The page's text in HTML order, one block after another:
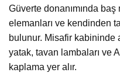
Güverte donanımında baş
elemanları ve kendinden
bulunur. Misafir kabininde
yatak, tavan lambaları ve
kaplama yer alır.